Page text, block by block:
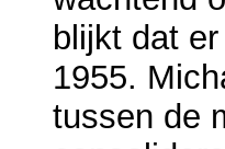
blijkt dat
1955.
tussen de